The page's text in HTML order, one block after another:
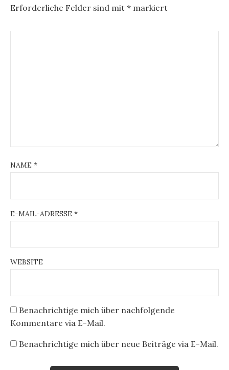
Erforderliche Felder sind mit * markiert
NAME *
E-MAIL-ADRESSE *
WEBSITE
Benachrichtige mich über nachfolgende
Kommentare via E-Mail.
Benachrichtige mich über neue Beiträge via E-Mail.